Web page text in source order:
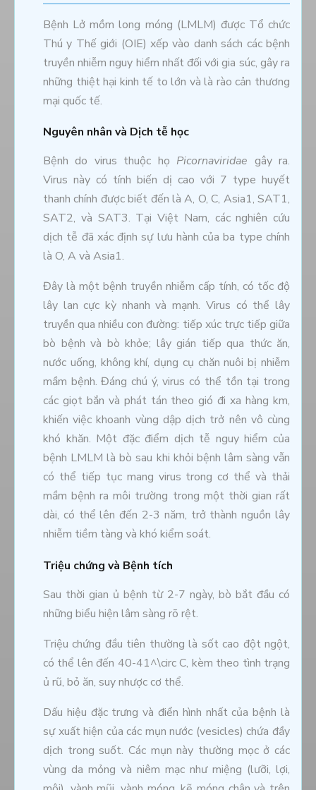
Bệnh Lở mồm long móng (LMLM) được Tổ chức
Thú y Thế giới (OIE) xếp vào danh sách các bệnh
truyền nhiễm nguy hiểm nhất đối với gia súc, gây ra
những thiệt hại kinh tế to lớn và là rào cản thương
mại quốc tế.
Nguyên nhân và Dịch tễ học
Bệnh do virus thuộc họ Picornaviridae gây ra.
Virus này có tính biến dị cao với 7 type huyết
thanh chính được biết đến là A, O, C, Asia1, SAT1,
SAT2, và SAT3. Tại Việt Nam, các nghiên cứu
dịch tễ đã xác định sự lưu hành của ba type chính
là O, A và Asia1.
Đây là một bệnh truyền nhiễm cấp tính, có tốc độ
lây lan cực kỳ nhanh và mạnh. Virus có thể lây
truyền qua nhiều con đường: tiếp xúc trực tiếp giữa
bò bệnh và bò khỏe; lây gián tiếp qua thức ăn,
nước uống, không khí, dụng cụ chăn nuôi bị nhiễm
mầm bệnh. Đáng chú ý, virus có thể tồn tại trong
các giọt bắn và phát tán theo gió đi xa hàng km,
khiến việc khoanh vùng dập dịch trở nên vô cùng
khó khăn. Một đặc điểm dịch tễ nguy hiểm của
bệnh LMLM là bò sau khi khỏi bệnh lâm sàng vẫn
có thể tiếp tục mang virus trong cơ thể và thải
mầm bệnh ra môi trường trong một thời gian rất
dài, có thể lên đến 2-3 năm, trở thành nguồn lây
nhiễm tiềm tàng và khó kiểm soát.
Triệu chứng và Bệnh tích
Sau thời gian ủ bệnh từ 2-7 ngày, bò bắt đầu có
những biểu hiện lâm sàng rõ rệt.
Triệu chứng đầu tiên thường là sốt cao đột ngột,
có thể lên đến 40-41^\circ C, kèm theo tình trạng
ủ rũ, bỏ ăn, suy nhược cơ thể.
Dấu hiệu đặc trưng và điển hình nhất của bệnh là
sự xuất hiện của các mụn nước (vesicles) chứa đầy
dịch trong suốt. Các mụn này thường mọc ở các
vùng da mỏng và niêm mạc như miệng (lưỡi, lợi,